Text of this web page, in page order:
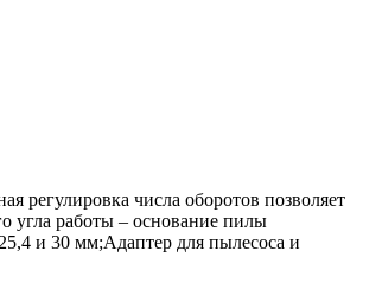
регулировка числа оборотов позволяет
угла работы – основание пилы
и 30 мм;Адаптер для пылесоса и